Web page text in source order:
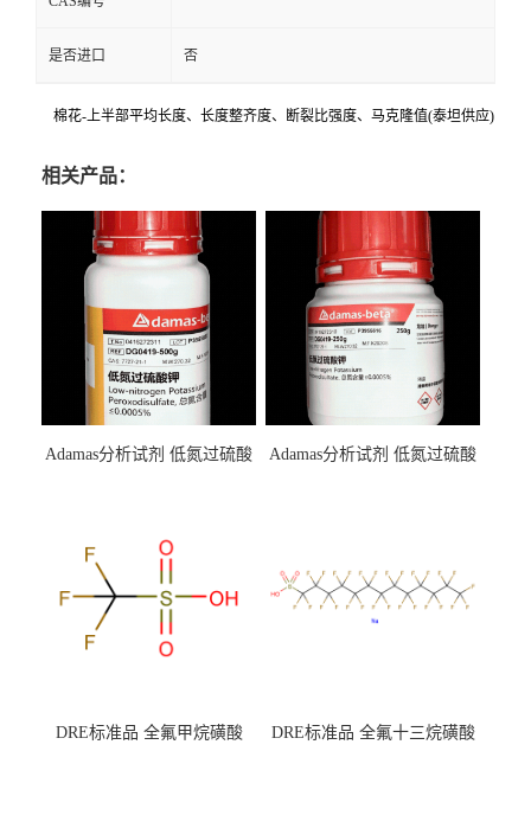
是否进口 否
棉花-上半部平均长度、长度整齐度、断裂比强度、马克隆值(泰坦供应)
相关产品：
Adamas分析试剂 低氮过硫酸
（泰坦现货供应）
Adamas分析试剂 低氮过硫酸
DRE标准品 全氟甲烷磺酸
DRE标准品 全氟十三烷磺酸